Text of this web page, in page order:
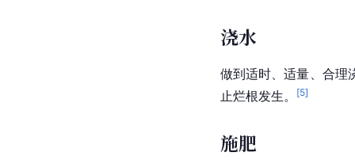
浇水
做到适时、适量、合理
止烂根发生。
[5]
施肥